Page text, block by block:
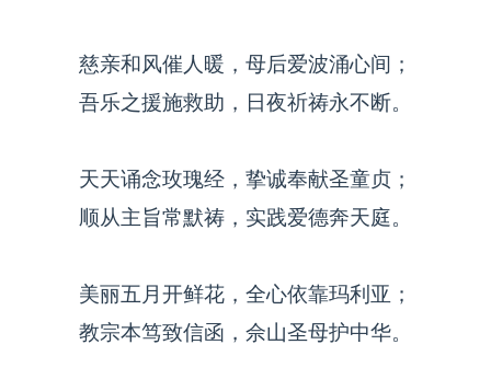
慈亲和风催人暖，母后爱波涌心间；
吾乐之援施救助，日夜祈祷永不断。
天天诵念玫瑰经，挚诚奉献圣童贞；
顺从主旨常默祷，实践爱德奔天庭。
美丽五月开鲜花，全心依靠玛利亚；
教宗本笃致信函，佘山圣母护中华。